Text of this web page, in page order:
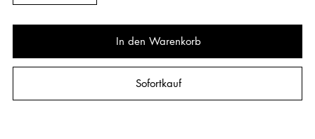
In den Warenkorb
Sofortkauf